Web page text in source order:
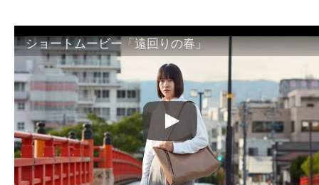
ショートムービー「遠回りの春」